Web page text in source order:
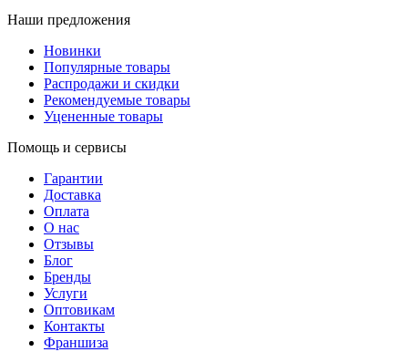
Наши предложения
Новинки
Популярные товары
Распродажи и скидки
Рекомендуемые товары
Уцененные товары
Помощь и сервисы
Гарантии
Доставка
Оплата
О нас
Отзывы
Блог
Бренды
Услуги
Оптовикам
Контакты
Франшиза